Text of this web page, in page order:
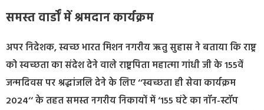
समस्त वार्डों में श्रमदान कार्यक्रम
अपर निदेशक, स्वच्छ भारत मिशन नगरीय ऋतु सुहास ने बताया कि राष्ट्र
को स्वच्छता का संदेश देने वाले राष्ट्रपिता महात्मा गांधी जी के 155वें
जन्मदिवस पर श्रद्धांजलि देने के लिए ‘‘स्वच्छता ही सेवा कार्यक्रम
2024‘‘ के तहत समस्त नगरीय निकायों में ‘155 घंटे का नॉन-स्टॉप